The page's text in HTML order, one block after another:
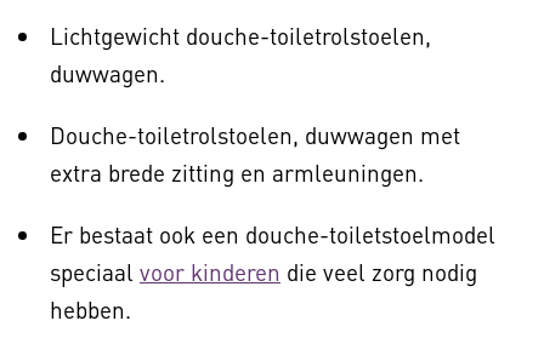
Lichtgewicht douche-toiletrolstoelen,
duwwagen.
Douche-toiletrolstoelen, duwwagen met
extra brede zitting en armleuningen.
Er bestaat ook een douche-toiletstoelmodel
speciaal voor kinderen die veel zorg nodig
hebben.